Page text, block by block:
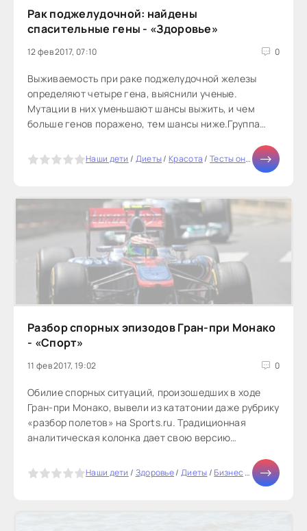
Рак поджелудочной: найдены
спасительные гены - «Здоровье»
12 фев 2017, 07:10 0
Выживаемость при раке поджелудочной железы
определяют четыре гена, выяснили ученые.
Мутации в них уменьшают шансы выжить, и чем
больше генов поражено, тем шансы ниже.Группа
Наши дети / Диеты/Красота/Тесты онлайн /
Разбор спорных эпизодов Гран-при Монако
- «Спорт»
11 фев 2017, 19:02 0
Обилие спорных ситуаций, произошедших в ходе
Гран-при Монако, вывели из кататонии даже рубрику
«разбор полетов» на Sports.ru. Традиционная
аналитическая колонка дает свою версию
Наши дети / Здоровье/ Диеты/Бизнес Отношения